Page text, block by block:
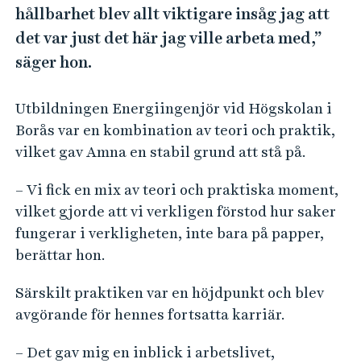
hållbarhet blev allt viktigare insåg jag att
det var just det här jag ville arbeta med,”
säger hon.
Utbildningen Energiingenjör vid Högskolan i
Borås var en kombination av teori och praktik,
vilket gav Amna en stabil grund att stå på.
– Vi fick en mix av teori och praktiska moment,
vilket gjorde att vi verkligen förstod hur saker
fungerar i verkligheten, inte bara på papper,
berättar hon.
Särskilt praktiken var en höjdpunkt och blev
avgörande för hennes fortsatta karriär.
– Det gav mig en inblick i arbetslivet,